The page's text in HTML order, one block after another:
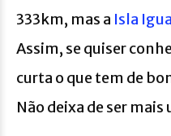
333km, mas a Isla
Assim, se quiser
curta o que tem de
Não deixa de ser